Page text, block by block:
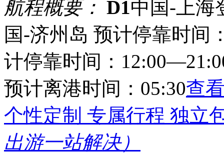
航程概要： D1中国-上海
国-济州岛 预计停靠时间
计停靠时间：
预计离港时间：05:30查
个性定制 专属行程 独立
出游一站解决）